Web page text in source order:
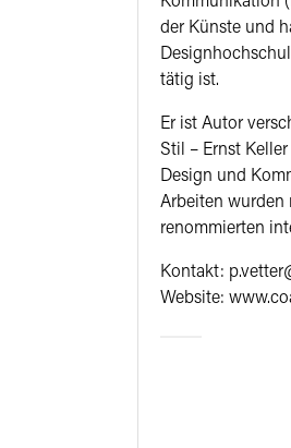
der Künste und
tätig ist.
Er ist Autor
Stil – Ernst Keller
Design und
Arbeiten wurden
renommierten
Kontakt:
Website: